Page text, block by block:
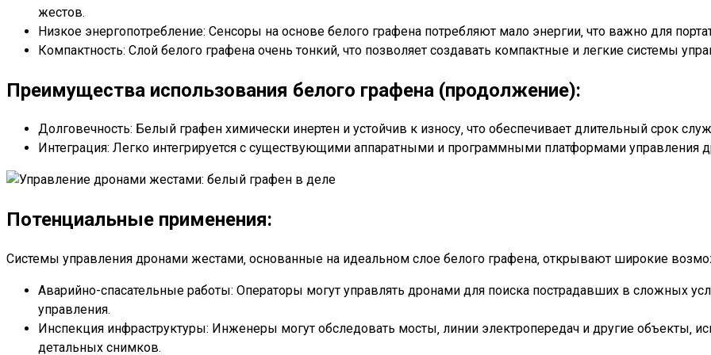
жестов.
Низкое энергопотребление: Сенсоры на основе белого графена потребляют мало энергии‚ что важно для
Компактность: Слой белого графена очень тонкий‚ что позволяет создавать компактные и легкие системы
Преимущества использования белого графена (продолжение):
Долговечность: Белый графен химически инертен и устойчив к износу‚ что обеспечивает длительный срок
Интеграция: Легко интегрируется с существующими аппаратными и программными платформами управления
Потенциальные применения:
Системы управления дронами жестами‚ основанные на идеальном слое белого графена‚ открывают широкие
Аварийно-спасательные работы: Операторы могут управлять дронами для поиска пострадавших в сложных
управления.
Инспекция инфраструктуры: Инженеры могут обследовать мосты‚ линии электропередач и другие объекты‚
детальных снимков.